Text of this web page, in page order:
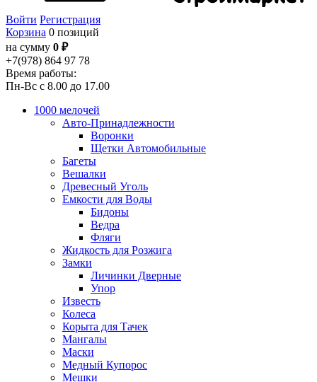
Войти Регистрация
Корзина 0 позиций
на сумму 0 ₽
+7(978) 864 97 78
Время работы:
Пн-Вс с 8.00 до 17.00
1000 мелочей
Авто-Принадлежности
Воронки
Щетки Автомобильные
Багеты
Вешалки
Древесный Уголь
Емкости для Воды
Бидоны
Ведра
Фляги
Жидкость для Розжига
Замки
Личинки Дверные
Упор
Известь
Колеса
Корыта для Тачек
Мангалы
Маски
Медный Купорос
Мешки